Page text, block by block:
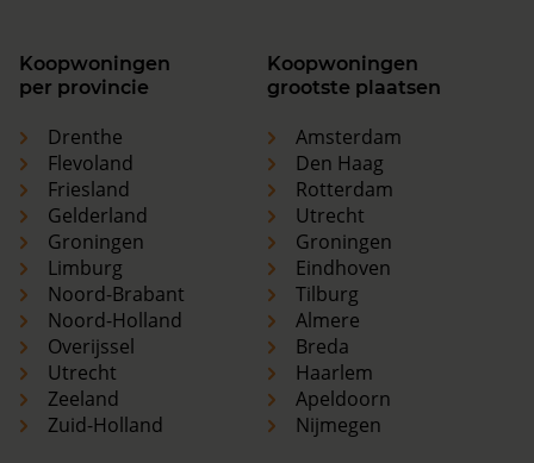
Koopwoningen
per provincie
Drenthe
Flevoland
Friesland
Gelderland
Groningen
Limburg
Noord-Brabant
Noord-Holland
Overijssel
Utrecht
Zeeland
Zuid-Holland
Koopwoningen
grootste plaatsen
Amsterdam
Den Haag
Rotterdam
Utrecht
Groningen
Eindhoven
Tilburg
Almere
Breda
Haarlem
Apeldoorn
Nijmegen